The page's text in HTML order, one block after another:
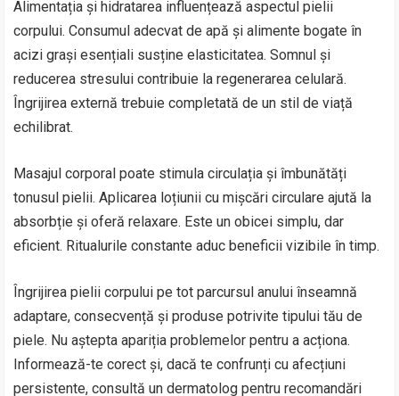
Alimentația și hidratarea influențează aspectul pielii
corpului. Consumul adecvat de apă și alimente bogate în
acizi grași esențiali susține elasticitatea. Somnul și
reducerea stresului contribuie la regenerarea celulară.
Îngrijirea externă trebuie completată de un stil de viață
echilibrat.
Masajul corporal poate stimula circulația și îmbunătăți
tonusul pielii. Aplicarea loțiunii cu mișcări circulare ajută la
absorbție și oferă relaxare. Este un obicei simplu, dar
eficient. Ritualurile constante aduc beneficii vizibile în timp.
Îngrijirea pielii corpului pe tot parcursul anului înseamnă
adaptare, consecvență și produse potrivite tipului tău de
piele. Nu aștepta apariția problemelor pentru a acționa.
Informează-te corect și, dacă te confrunți cu afecțiuni
persistente, consultă un dermatolog pentru recomandări